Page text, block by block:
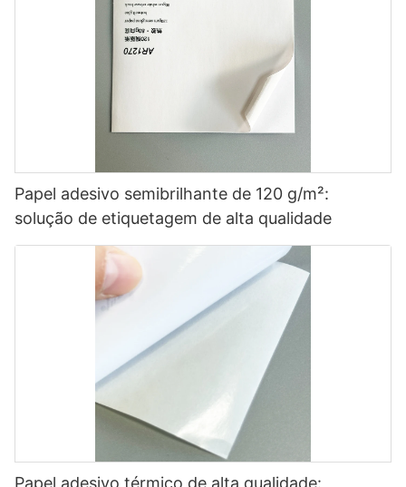
Papel adesivo semibrilhante de 120 g/m²:
solução de etiquetagem de alta qualidade
Papel adesivo térmico de alta qualidade: